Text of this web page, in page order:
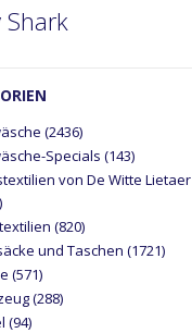
Shark
(2436)
Specials (143)
von De Witte Lietaer
(820)
und Taschen (1721)
(571)
(288)
(94)